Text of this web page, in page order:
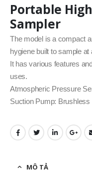
Portable
Sampler
The model is a compact
hygiene built to sample
It has various features
uses.
Atmospheric Pressure
Suction Pump:
MÔ TẢ